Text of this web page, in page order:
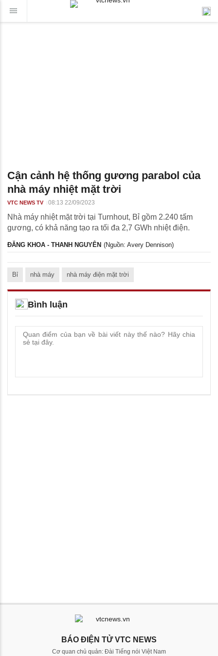
Cận cảnh hệ thống gương parabol của
nhà máy nhiệt mặt trời
VTC NEWS TV 08:13 22/09/2023
Nhà máy nhiệt mặt trời tại Turnhout, Bỉ gồm 2.240 tấm
gương, có khả năng tạo ra tối đa 2,7 GWh nhiệt điện.
ĐĂNG KHOA - THANH NGUYÊN (Nguồn: Avery Dennison)
Bỉ nhà máy nhà máy điện mặt trời
Bình luận
BÁO ĐIỆN TỬ VTC NEWS
Cơ quan chủ quản: Đài Tiếng nói Việt Nam